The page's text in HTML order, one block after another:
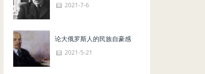
2021-7-6
论大俄罗斯人的民族自豪感
2021-5-21